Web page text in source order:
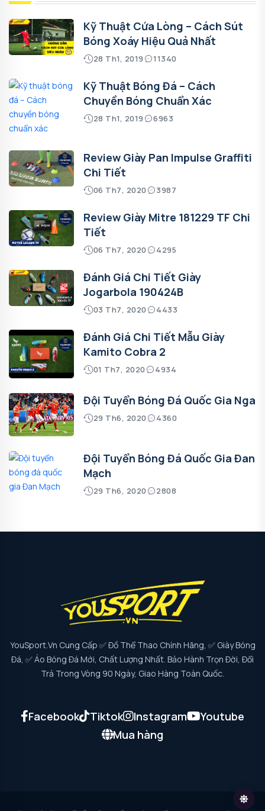
Kỹ Thuật Cứa Lòng – Cách Sút
Bóng Xoáy Hiệu Quả Nhất
28 Th1, 2019 11340
Kỹ Thuật Bóng Đá – Cách
Chuyền Bóng Chuẩn Xác
28 Th1, 2019 6963
Review Giày Pan Impulse Graffiti
Chi Tiết
06 Th7, 2020 3987
Review Giày Mitre 181229 TF Chi
Tiết
06 Th7, 2020 4295
Đánh Giá Chi Tiết Giày
Jogarbola 190424B
03 Th7, 2020 4433
Đánh Giá Chi Tiết Mẫu Giày
Kamito Cobra 2
01 Th7, 2020 4934
Đội Tuyển Bóng Đá Quốc Gia Nga
29 Th6, 2020 4360
Đội Tuyển Bóng Đá Quốc Gia Đan
Mạch
29 Th6, 2020 2808
YouSport.vn Cung Cấp ✅ Đồ Thể Thao Chính Hãng, ✅ Giày Bóng
Đá, ✅ Áo Bóng Đá Mới, Chất Lượng Nhất. Bảo Hành Trọn Đời, Đổi
Trả Trong Vòng 90 Ngày, Giao Hàng Toàn Quốc.
Facebook Tiktok Instagram
Youtube
Mua hàng